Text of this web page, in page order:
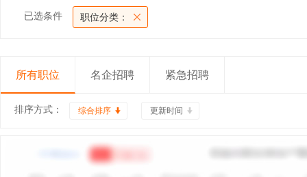
已选条件 职位分类：
所有职位 名企招聘 紧急招聘
排序方式： 综合排序 更新时间